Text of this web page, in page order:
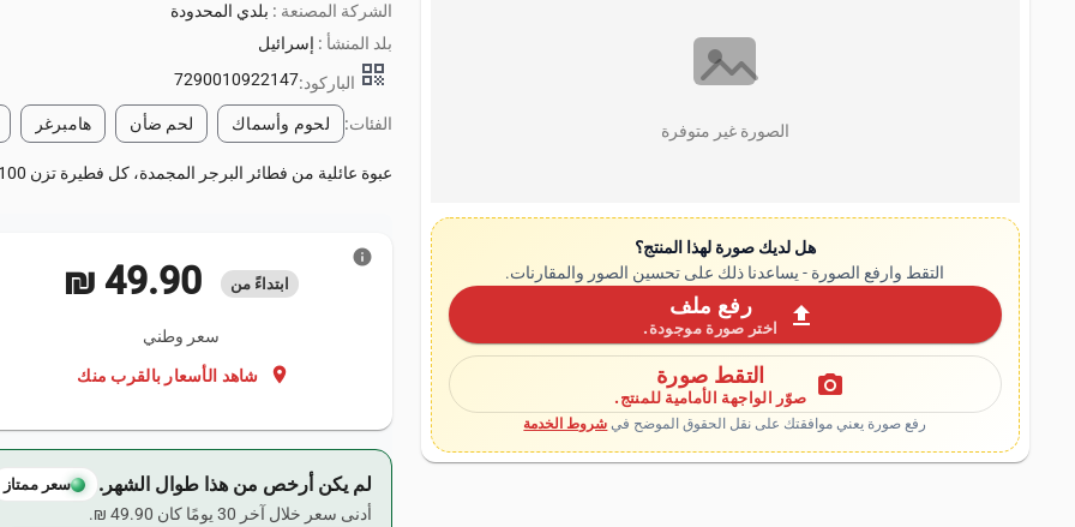
الصورة غير متوفرة
هل لديك صورة لهذا المنتج؟
التقط وارفع الصورة - يساعدنا ذلك على تحسين الصور والمقارنات.
upload رفع ملف
اختر صورة موجودة.
photo_camera التقط صورة
صوّر الواجهة الأمامية للمنتج.
رفع صورة يعني موافقتك على نقل الحقوق الموضح في شروط الخدمة
الشركة المصنعة : بلدي المحدودة
بلد المنشأ : إسرائيل
qr_code الباركود:7290010922147
الفئات: لحوم وأسماك لحم ضأن هامبرغر
عبوة عائلية من فطائر البرجر المجمدة، كل فطيرة تزن 100 جرام. إجمالي 15 قطعة بوزن إجمالي 1.5 كجم.
ابتداءً من ‏49.90 ₪
سعر وطني
location_on شاهد الأسعار بالقرب منك
info
لم يكن أرخص من هذا طوال الشهر. سعر ممتاز
أدنى سعر خلال آخر 30 يومًا كان ‏49.90 ₪.